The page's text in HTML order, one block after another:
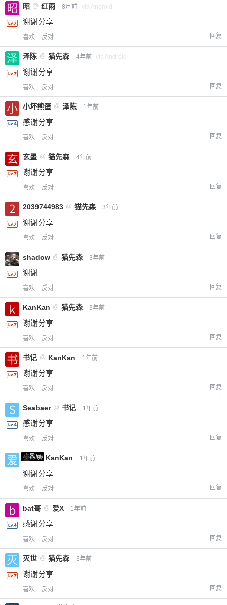
昭 @ 红雨 8月前 via Android
谢谢分享
喜欢 反对 回复
泽陈 @ 猫先森 4年前 via Android
谢谢分享
喜欢 反对 回复
小坏熊蛋 @ 泽陈 1年前
感谢分享
喜欢 反对 回复
玄墨 @ 猫先森 4年前
谢谢分享
喜欢 反对 回复
2039744983 @ 猫先森 3年前
谢谢分享
喜欢 反对 回复
shadow @ 猫先森 3年前
谢谢
喜欢 反对 回复
KanKan @ 猫先森 3年前
谢谢分享
喜欢 反对 回复
书记 @ KanKan 1年前
谢谢分享
喜欢 反对 回复
Seabaer @ 书记 1年前
感谢分享
喜欢 反对 回复
小黑屋
爱X @ KanKan 1年前
谢谢分享
喜欢 反对 回复
bat哥 @ 爱X 1年前
感谢分享
喜欢 反对 回复
灭世 @ 猫先森 3年前
谢谢分享
喜欢 反对 回复